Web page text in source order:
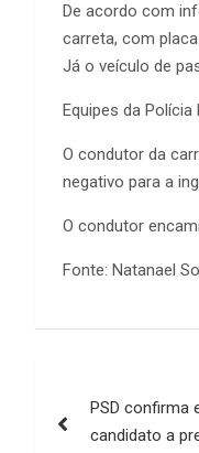
De acordo com
carreta, com
Já o veículo de
Equipes da
O condutor da
negativo para a
O condutor
Fonte: Natanael
de
PSD confirma
candidato a